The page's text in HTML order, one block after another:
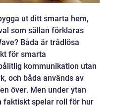
ut ditt smarta hem,
som sällan förklaras
Båda är trådlösa
för smarta
kommunikation utan
och båda används av
över. Men under ytan
faktiskt spelar roll för hur